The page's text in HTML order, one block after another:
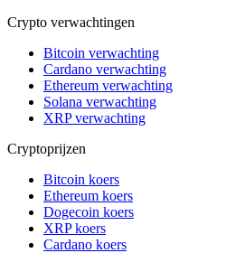
Crypto verwachtingen
Bitcoin verwachting
Cardano verwachting
Ethereum verwachting
Solana verwachting
XRP verwachting
Cryptoprijzen
Bitcoin koers
Ethereum koers
Dogecoin koers
XRP koers
Cardano koers